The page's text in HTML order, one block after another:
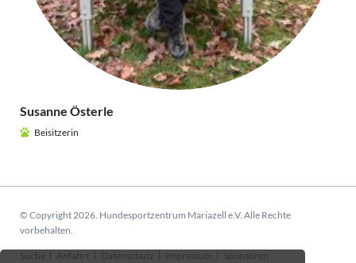
Susanne Österle
Beisitzerin
© Copyright 2026. Hundesportzentrum Mariazell e.V. Alle Rechte
vorbehalten.
Navigation
Suche Anfahrt Datenschutz Impressum Sponsoren